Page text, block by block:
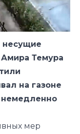
несущие
Темура
на газоне
мер